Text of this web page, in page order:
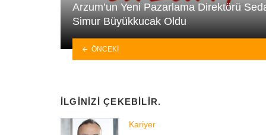
Arzum’un Yeni Pazarlama Direktörü
Simur Büyükkucak Oldu
ÖNCEKI
İLGINIZI ÇEKEBILIR.
Kariyer